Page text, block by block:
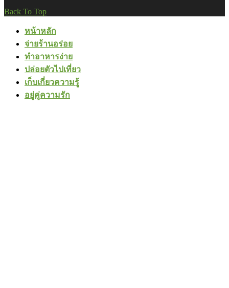
Back To Top
หน้าหลัก
จ่ายร้านอร่อย
ทำอาหารง่าย
ปล่อยตัวไปเที่ยว
เก็บเกี่ยวความรู้
อยู่คู่ความรัก